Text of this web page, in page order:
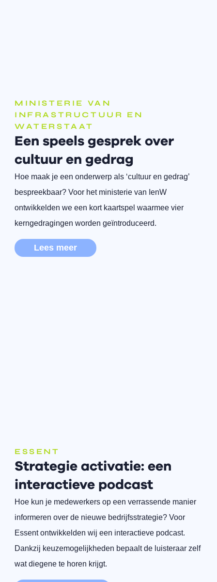
MINISTERIE VAN
INFRASTRUCTUUR EN
WATERSTAAT
Een speels gesprek over
cultuur en gedrag
Hoe maak je een onderwerp als ‘cultuur en gedrag’
bespreekbaar? Voor het ministerie van IenW
ontwikkelden we een kort kaartspel waarmee vier
kerngedragingen worden geïntroduceerd.
Lees meer
ESSENT
Strategie activatie: een
interactieve podcast
Hoe kun je medewerkers op een verrassende manier
informeren over de nieuwe bedrijfsstrategie? Voor
Essent ontwikkelden wij een interactieve podcast.
Dankzij keuzemogelijkheden bepaalt de luisteraar zelf
wat diegene te horen krijgt.